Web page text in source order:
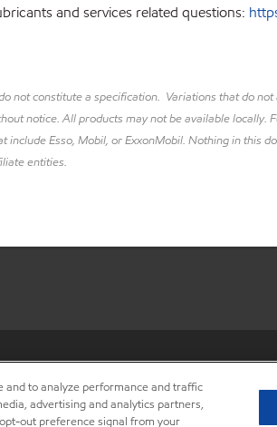
and services related questions:
not constitute a specification. Variations that do
notice. All products may not be available
Esso, Mobil, or ExxonMobil. Nothing in
entities.
and to analyze performance and traffic
advertising and analytics partners,
out preference signal from your